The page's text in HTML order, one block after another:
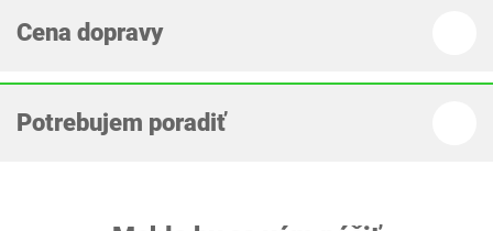
Cena dopravy
Potrebujem poradiť